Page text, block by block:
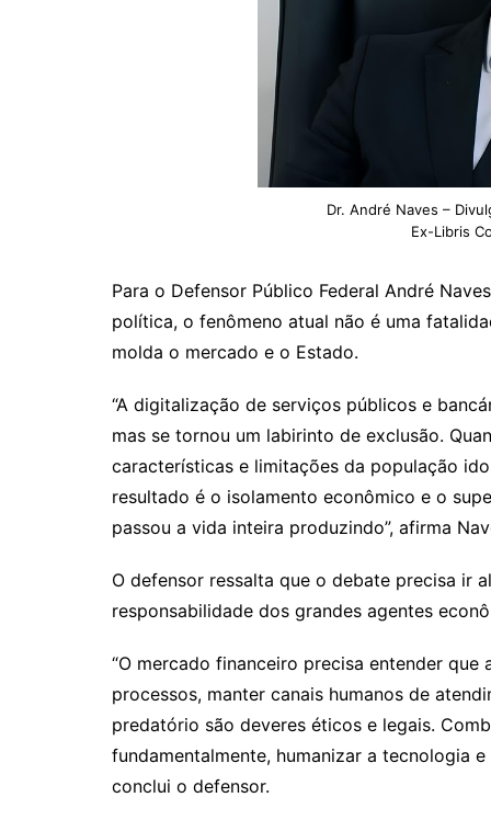
Dr. André Naves –
Ex-Libris
Para o Defensor Público Federal André
política, o fenômeno atual não é uma
molda o mercado e o Estado.
“A digitalização de serviços públicos e
mas se tornou um labirinto de exclusão.
características e limitações da população
resultado é o isolamento econômico e o
passou a vida inteira produzindo”, afirma
O defensor ressalta que o debate precisa ir
responsabilidade dos grandes agentes
“O mercado financeiro precisa entender
processos, manter canais humanos de
predatório são deveres éticos e legais.
fundamentalmente, humanizar a tecnologia
conclui o defensor.